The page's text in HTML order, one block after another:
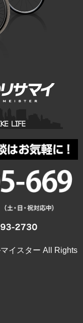
イスター All Rights